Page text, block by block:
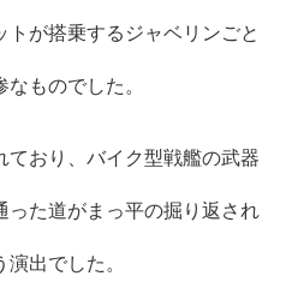
が搭乗するジャベリンごと
ものでした。
おり、バイク型戦艦の武器
った道がまっ平の掘り返され
出でした。